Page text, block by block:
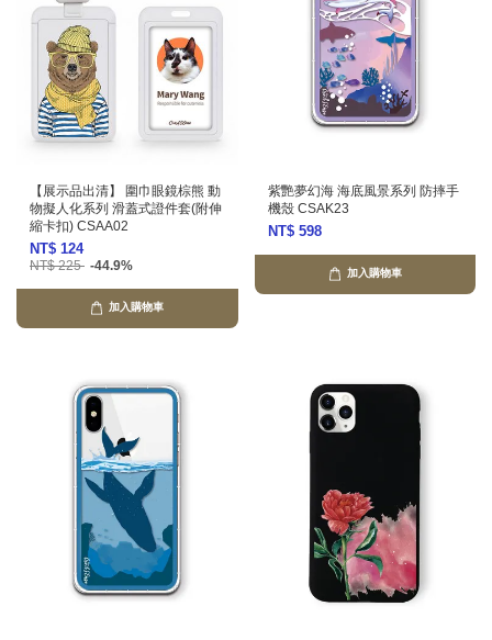
【展示品出清】 圍巾眼鏡棕熊 動
物擬人化系列 滑蓋式證件套(附伸
縮卡扣) CSAA02
NT$ 124
NT$ 225 -44.9%
加入購物車
紫艷夢幻海 海底風景系列 防摔手
機殼 CSAK23
NT$ 598
加入購物車